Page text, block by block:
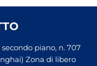
piano, n. 707
Zona di libero